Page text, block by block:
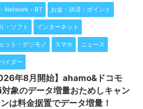
Network・BT お金・決済・ポイント
・ソフト インターネット
ット・デジモノ スマホ ニュース
イダー
年8月開始】ahamo&ドコモ
象のデータ増量おためしキャン
は料金据置でデータ増量！